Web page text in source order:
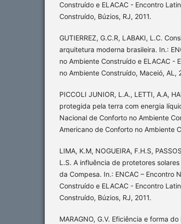
Construído e ELACAC - Encontro
Construído, Búzios, RJ, 2011.
GUTIERREZ, G.C.R, LABAKI, L.C.
arquitetura moderna brasileira. In.:
no Ambiente Construído e ELACAC -
no Ambiente Construído, Maceió, AL,
PICCOLI JUNIOR, L.A., LETTI, A.A,
protegida pela terra com energia
Nacional de Conforto no Ambiente
Americano de Conforto no Ambiente
LIMA, K.M, NOGUEIRA, F.H.S,
L.S. A influência de protetores
da Compesa. In.: ENCAC – Encontro
Construído e ELACAC - Encontro
Construído, Búzios, RJ, 2011.
MARAGNO, G.V. Eficiência e forma